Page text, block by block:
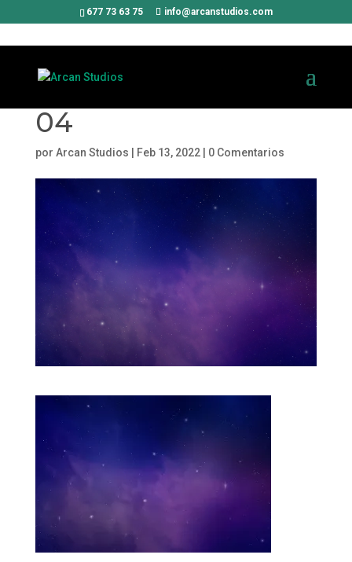
677 73 63 75 info@arcanstudios.com
04
por Arcan Studios Feb 13, 2022| 0 Comentarios